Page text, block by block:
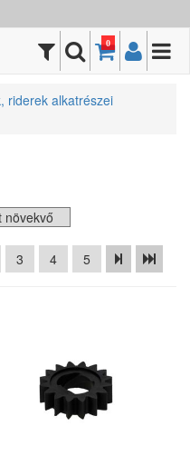
0
riderek alkatrészei
3 4 5